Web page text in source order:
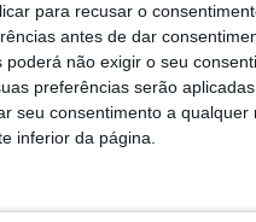
para recusar o
antes de dar
poderá não exigir o seu
preferências serão
seu consentimento a
inferior da página.
– Feira de Emprego,